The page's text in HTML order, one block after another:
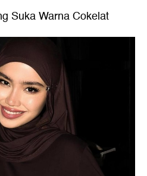
Suka Warna Cokelat